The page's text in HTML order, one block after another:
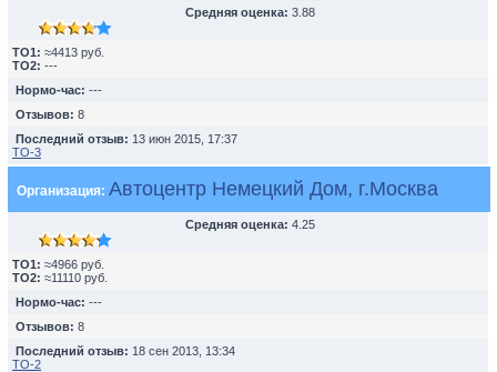
Средняя оценка: 3.88
TO1: ≈4413 руб.
TO2: ---
Нормо-час: ---
Отзывов: 8
Последний отзыв: 13 июн 2015, 17:37
ТО-3
Организация: Автоцентр Немецкий Дом, г.Москва
Средняя оценка: 4.25
TO1: ≈4966 руб.
TO2: ≈11110 руб.
Нормо-час: ---
Отзывов: 8
Последний отзыв: 18 сен 2013, 13:34
TO-2